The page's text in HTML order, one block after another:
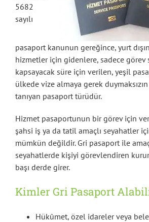
5682
sayılı
pasaport kanunun gereğince, yurt
hizmetler için gidenlere, sadece görev
kapsayacak süre için verilen, yeşil
ülkede vize almaya gerek
tanıyan pasaport türüdür.
Hizmet pasaportunun bir görev için
şahsi iş ya da tatil amaçlı seyahatler
mümkün değildir. Gri pasaport ile amaç
seyahatlerde kişiyi görevlendiren
başı derde girer.
Kimler Gri Pasaport
Hükûmet, özel idareler veya